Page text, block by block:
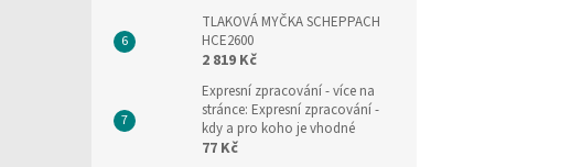
TLAKOVÁ MYČKA SCHEPPACH
HCE2600
2 819 Kč
Expresní zpracování- více na
stránce: Expresní zpracování -
kdy a pro koho je vhodné
77 Kč